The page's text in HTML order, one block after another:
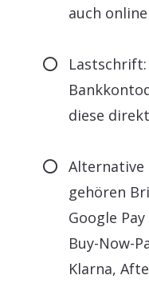
auch
diese
Alternative
gehören
Google
Buy-Now-
Klarna,